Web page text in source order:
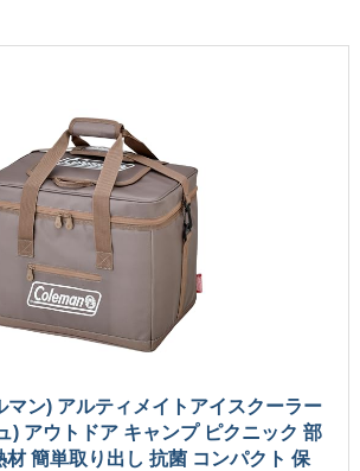
ン) アルティメイトアイスクーラー
) アウトドア キャンプ ピクニック 部
材 簡単取り出し 抗菌 コンパクト 保